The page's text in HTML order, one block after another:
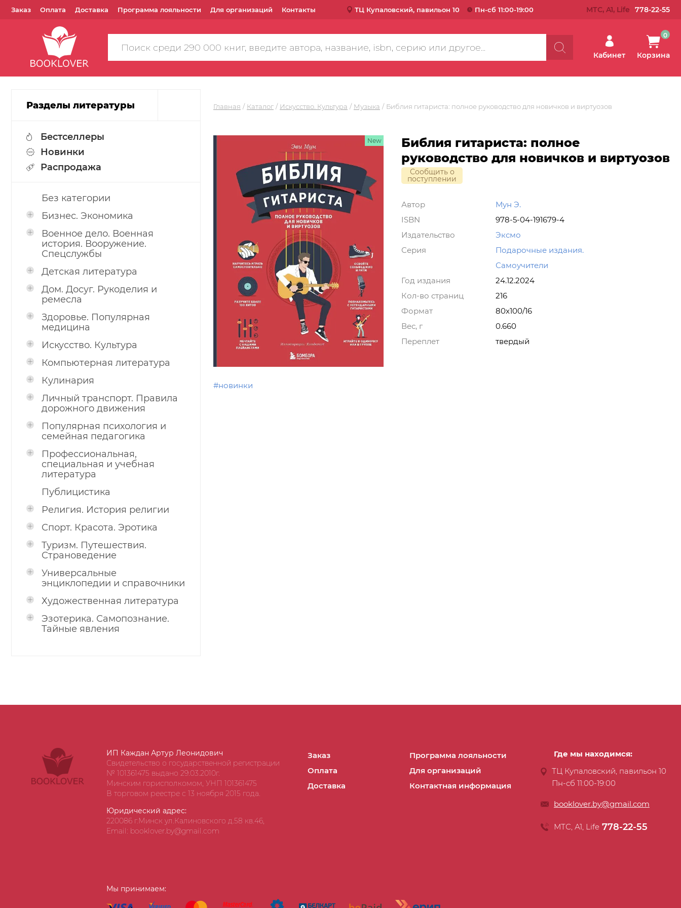
Заказ Оплата Доставка Программа лояльности Для организаций Контакты ТЦ Купаловский, павильон 10 Пн-сб 11:00-19:00 МТС, A1, Life 778-22-55
Поиск
по
Кабинет Корзина
0
Разделы литературы
Бестселлеры
Новинки
Распродажа
Без категории
Бизнес. Экономика
Военное дело. Военная
история. Вооружение.
Спецслужбы
Детская литература
Дом. Досуг. Рукоделия и
ремесла
Здоровье. Популярная
медицина
Искусство. Культура
Компьютерная литература
Кулинария
Личный транспорт. Правила
дорожного движения
Популярная психология и
семейная педагогика
Профессиональная,
специальная и учебная
литература
Публицистика
Религия. История религии
Спорт. Красота. Эротика
Туризм. Путешествия.
Страноведение
Универсальные
энциклопедии и справочники
Художественная литература
Эзотерика. Самопознание.
Тайные явления
Главная Каталог Искусство. Культура Музыка Библия гитариста: полное руководство для новичков и виртуозов
New
#новинки
Библия гитариста: полное
руководство для новичков и виртуозов
Сообщить о
поступлении
Автор
Мун Э.
ISBN
978-5-04-191679-4
Издательство
Эксмо
Серия
Подарочные издания.
Самоучители
Год издания
24.12.2024
Кол-во страниц
216
Формат
80x100/16
Вес, г
0.660
Переплет
твердый
ИП Каждан Артур Леонидович
Свидетельство о государственной регистрации
№ 101361475 выдано 29.03.2010г.
Минским горисполкомом, УНП 101361475
В торговом реестре с 13 ноября 2015 года.
Юридический адрес:
220086 г.Минск ул.Калиновского д.58 кв.46,
Email: booklover.by@gmail.com
Заказ
Оплата
Доставка
Программа лояльности
Для организаций
Контактная информация
Мы принимаем:
Где мы находимся:
ТЦ Купаловский, павильон 10
Пн-сб 11:00-19:00
booklover.by@gmail.com
МТС, А1, Life 778-22-55